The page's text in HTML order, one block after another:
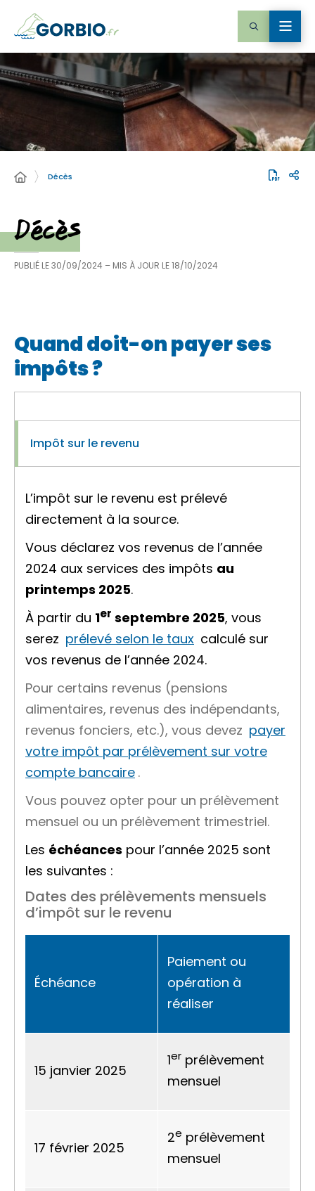
Décès
Décès
PUBLIÉ LE30/09/2024 – MIS À JOUR LE18/10/2024
Quand doit-on payer ses
impôts ?
Impôt sur le revenu
L’impôt sur le revenu est prélevé
directement à la source.
Vous déclarez vos revenus de l’année
2024 aux services des impôts au
printemps 2025.
À partir du 1er septembre 2025, vous
serez prélevé selon le taux calculé sur
vos revenus de l’année 2024.
Pour certains revenus (pensions
alimentaires, revenus des indépendants,
revenus fonciers, etc.), vous devez payer
votre impôt par prélèvement sur votre
compte bancaire .
Vous pouvez opter pour un prélèvement
mensuel ou un prélèvement trimestriel.
Les échéances pour l’année 2025 sont
les suivantes :
Dates des prélèvements mensuels
d’impôt sur le revenu
Échéance
Paiement ou
opération à
réaliser
15 janvier 2025
1er prélèvement
mensuel
17 février 2025
2e prélèvement
mensuel